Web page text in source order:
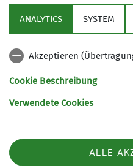
Wenn ihr
meldet euch
schön, wenn
Familiengruppe
Alle Touren sind
DAV
Sektion Koblenz des Deutschen
Telefon +4926179452
ANALYTICS SYSTEM
Akzeptieren
Cookie Beschreibung
Verwendete Cookies
ALLE